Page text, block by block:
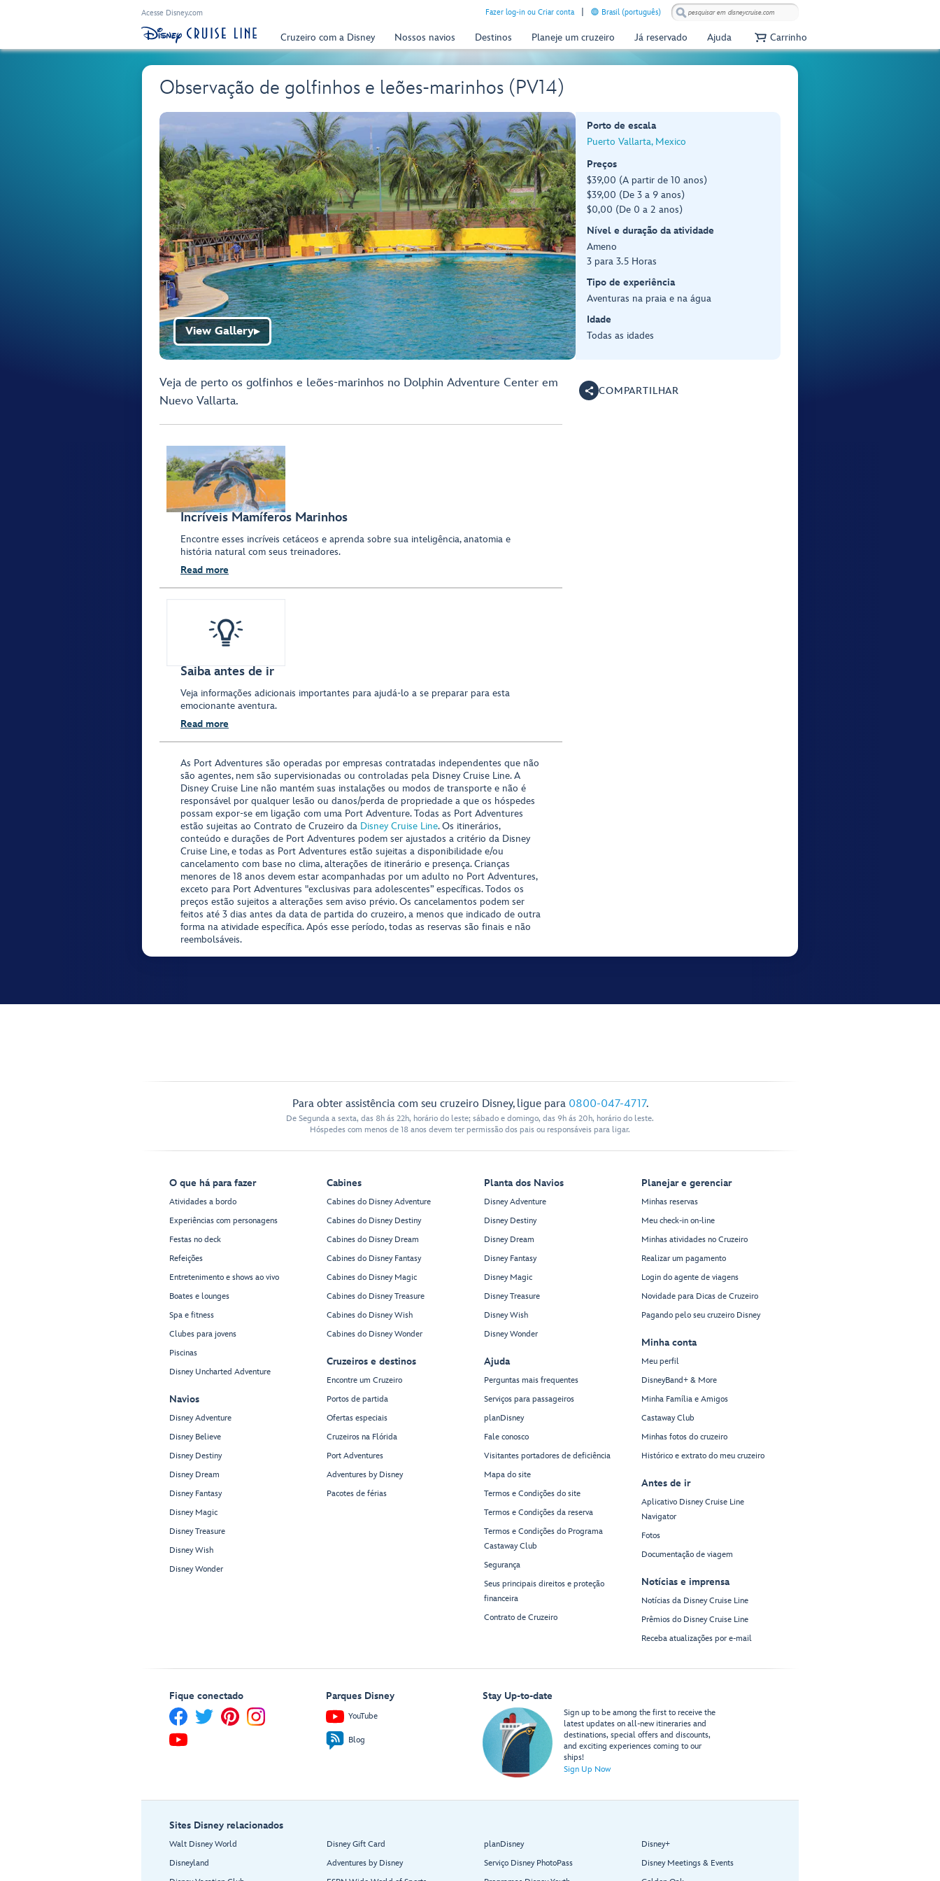
Acesse Disney.com Fazer log-in ou Criar conta Brasil (português)
Cruzeiro com a Disney Nossos navios Destinos Planeje um cruzeiro Já reservado Ajuda Carrinho
Observação de golfinhos e leões-marinhos (PV14)
View Gallery▶
Porto de escala
Puerto Vallarta, Mexico
Preços
$39,00 (A partir de 10 anos)
$39,00 (De 3 a 9 anos)
$0,00 (De 0 a 2 anos)
Nível e duração da atividade
Ameno
3 para 3.5 Horas
Tipo de experiência
Aventuras na praia e na água
Idade
Todas as idades
Veja de perto os golfinhos e leões-marinhos no Dolphin Adventure Center em
Nuevo Vallarta.
Incríveis Mamíferos Marinhos
Encontre esses incríveis cetáceos e aprenda sobre sua inteligência, anatomia e
história natural com seus treinadores.
Read more
Saiba antes de ir
Veja informações adicionais importantes para ajudá-lo a se preparar para esta
emocionante aventura.
Read more
As Port Adventures são operadas por empresas contratadas independentes que não
são agentes, nem são supervisionadas ou controladas pela Disney Cruise Line. A
Disney Cruise Line não mantém suas instalações ou modos de transporte e não é
responsável por qualquer lesão ou danos/perda de propriedade a que os hóspedes
possam expor-se em ligação com uma Port Adventure. Todas as Port Adventures
estão sujeitas ao Contrato de Cruzeiro da Disney Cruise Line. Os itinerários,
conteúdo e durações de Port Adventures podem ser ajustados a critério da Disney
Cruise Line, e todas as Port Adventures estão sujeitas a disponibilidade e/ou
cancelamento com base no clima, alterações de itinerário e presença. Crianças
menores de 18 anos devem estar acompanhadas por um adulto no Port Adventures,
exceto para Port Adventures "exclusivas para adolescentes” específicas. Todos os
preços estão sujeitos a alterações sem aviso prévio. Os cancelamentos podem ser
feitos até 3 dias antes da data de partida do cruzeiro, a menos que indicado de outra
forma na atividade específica. Após esse período, todas as reservas são finais e não
reembolsáveis.
COMPARTILHAR
Para obter assistência com seu cruzeiro Disney, ligue para 0800-047-4717.
De Segunda a sexta, das 8h ás 22h, horário do leste; sábado e domingo, das 9h ás 20h, horário do leste.
Hóspedes com menos de 18 anos devem ter permissão dos pais ou responsáveis para ligar.
O que há para fazer
Atividades a bordo
Experiências com personagens
Festas no deck
Refeições
Entretenimento e shows ao vivo
Boates e lounges
Spa e fitness
Clubes para jovens
Piscinas
Disney Uncharted Adventure
Navios
Disney Adventure
Disney Believe
Disney Destiny
Disney Dream
Disney Fantasy
Disney Magic
Disney Treasure
Disney Wish
Disney Wonder
Cabines
Cabines do Disney Adventure
Cabines do Disney Destiny
Cabines do Disney Dream
Cabines do Disney Fantasy
Cabines do Disney Magic
Cabines do Disney Treasure
Cabines do Disney Wish
Cabines do Disney Wonder
Cruzeiros e destinos
Encontre um Cruzeiro
Portos de partida
Ofertas especiais
Cruzeiros na Flórida
Port Adventures
Adventures by Disney
Pacotes de férias
Planta dos Navios
Disney Adventure
Disney Destiny
Disney Dream
Disney Fantasy
Disney Magic
Disney Treasure
Disney Wish
Disney Wonder
Ajuda
Perguntas mais frequentes
Serviços para passageiros
planDisney
Fale conosco
Visitantes portadores de deficiência
Mapa do site
Termos e Condições do site
Termos e Condições da reserva
Termos e Condições do Programa
Castaway Club
Segurança
Seus principais direitos e proteção
financeira
Contrato de Cruzeiro
Planejar e gerenciar
Minhas reservas
Meu check-in on-line
Minhas atividades no Cruzeiro
Realizar um pagamento
Login do agente de viagens
Novidade para Dicas de Cruzeiro
Pagando pelo seu cruzeiro Disney
Minha conta
Meu perfil
DisneyBand+ & More
Minha Família e Amigos
Castaway Club
Minhas fotos do cruzeiro
Histórico e extrato do meu cruzeiro
Antes de ir
Aplicativo Disney Cruise Line
Navigator
Fotos
Documentação de viagem
Notícias e imprensa
Notícias da Disney Cruise Line
Prêmios do Disney Cruise Line
Receba atualizações por e-mail
Fique conectado Parques Disney
YouTube
Blog
Stay Up-to-date
Sign up to be among the first to receive the
latest updates on all-new itineraries and
destinations, special offers and discounts,
and exciting experiences coming to our
ships!
Sign Up Now
Sites Disney relacionados
Walt Disney World
Disneyland
Disney Gift Card
Adventures by Disney
planDisney
Serviço Disney PhotoPass
Disney+
Disney Meetings & Events